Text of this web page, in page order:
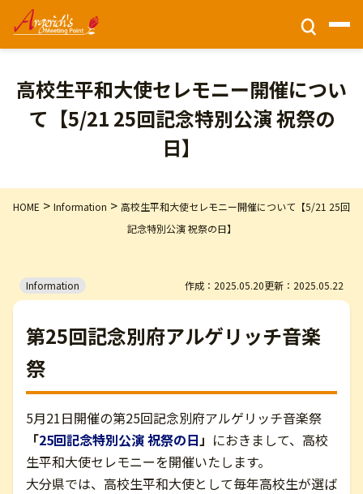
ホーム
会場アクセス
このサイトについて
お問い合わせ
English
高校生平和大使セレモニー開催につい
て【5/21 25回記念特別公演 祝祭の
日】
HOME > Information > 高校生平和大使セレモニー開催について【5/21 25回
記念特別公演 祝祭の日】
Information 作成：2025.05.20更新：2025.05.22
第25回記念別府アルゲリッチ音楽
祭
5月21日開催の第25回記念別府アルゲリッチ音楽祭
「25回記念特別公演 祝祭の日」 におきまして、高校
生平和大使セレモニーを開催いたします。
大分県では、高校生平和大使として毎年高校生が選ば